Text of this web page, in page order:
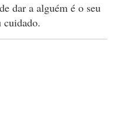
dar a alguém é o seu
cuidado.